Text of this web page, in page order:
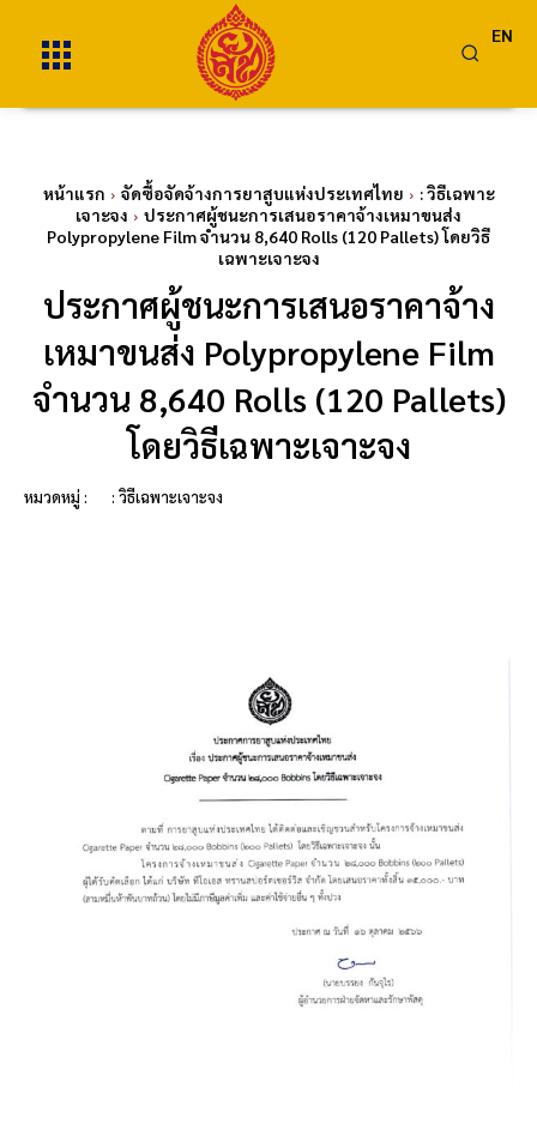
EN
หน้าแรก จัดซื้อจัดจ้างการยาสูบแห่งประเทศไทย
: วิธีเฉพาะ
เจาะจง
ประกาศผู้ชนะการเสนอราคาจ้างเหมาขนส่ง
Polypropylene Film จำนวน 8,640 Rolls (120 Pallets) โดยวิธี
เฉพาะเจาะจง
ประกาศผู้ชนะการเสนอราคาจ้าง
เหมาขนส่ง Polypropylene Film
จำนวน 8,640 Rolls (120 Pallets)
โดยวิธีเฉพาะเจาะจง
หมวดหมู่ : : วิธีเฉพาะเจาะจง